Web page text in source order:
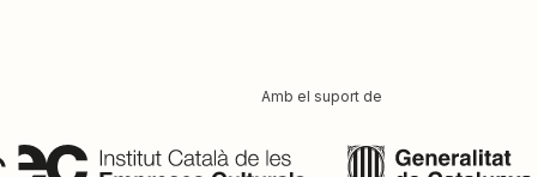
Amb el suport de